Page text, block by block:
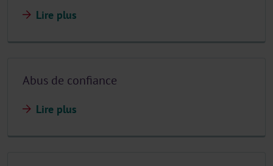
Lire plus
Abus de confiance
Lire plus